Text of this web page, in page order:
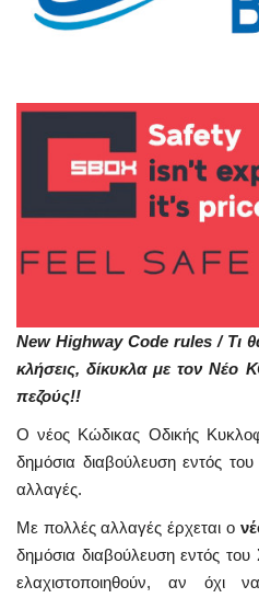
New Highway Code rules / Τι
κλήσεις, δίκυκλα με τον Νέο
πεζούς!!
Ο νέος Κώδικας Οδικής
δημόσια διαβούλευση εντός
αλλαγές.
Με πολλές αλλαγές έρχεται ο
δημόσια διαβούλευση εντός του
ελαχιστοποιηθούν, αν όχι